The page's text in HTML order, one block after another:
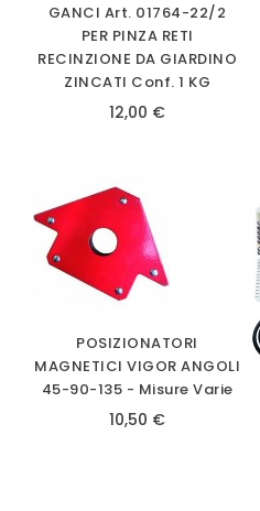
GANCI Art. 01764-22/2
PER PINZA RETI
RECINZIONE DA GIARDINO
ZINCATI Conf. 1 KG
12,00 €
POSIZIONATORI
MAGNETICI VIGOR ANGOLI
45-90-135 - Misure Varie
10,50 €